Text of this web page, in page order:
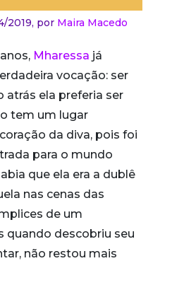
2019, por Maira Macedo
Mharessa já
vocação: ser
atrás ela preferia ser
tem um lugar
da diva, pois foi
para o mundo
que ela era a dublê
nas cenas das
de um
quando descobriu seu
não restou mais